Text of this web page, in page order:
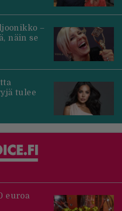
–
näin se
tulee
euroa